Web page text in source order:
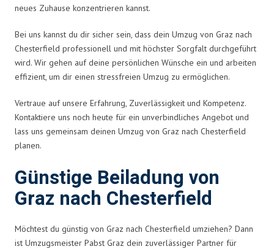
neues Zuhause konzentrieren kannst.
Bei uns kannst du dir sicher sein, dass dein Umzug von Graz nach
Chesterfield professionell und mit höchster Sorgfalt durchgeführt
wird. Wir gehen auf deine persönlichen Wünsche ein und arbeiten
effizient, um dir einen stressfreien Umzug zu ermöglichen.
Vertraue auf unsere Erfahrung, Zuverlässigkeit und Kompetenz.
Kontaktiere uns noch heute für ein unverbindliches Angebot und
lass uns gemeinsam deinen Umzug von Graz nach Chesterfield
planen.
Günstige Beiladung von
Graz nach Chesterfield
Möchtest du günstig von Graz nach Chesterfield umziehen? Dann
ist Umzugsmeister Pabst Graz dein zuverlässiger Partner für